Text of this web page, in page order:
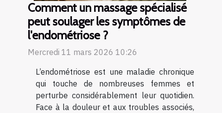
Comment un massage spécialisé
peut soulager les symptômes de
l'endométriose ?
Mercredi 11 mars 2026 10:26
L’endométriose est une maladie chronique
qui touche de nombreuses femmes et
perturbe considérablement leur quotidien.
Face à la douleur et aux troubles associés,